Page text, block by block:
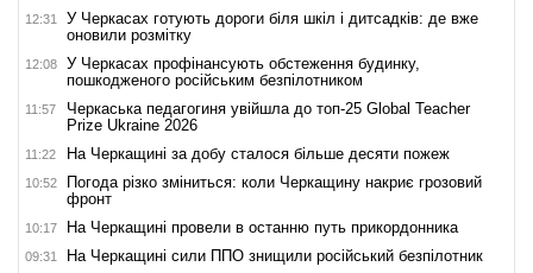
12:31
У Черкасах готують дороги біля шкіл і дитсадків: де вже
оновили розмітку
12:08
У Черкасах профінансують обстеження будинку,
пошкодженого російським безпілотником
11:57
Черкаська педагогиня увійшла до топ-25 Global Teacher
Prize Ukraine 2026
11:22 На Черкащині за добу сталося більше десяти пожеж
10:52
Погода різко зміниться: коли Черкащину накриє грозовий
фронт
10:17 На Черкащині провели в останню путь прикордонника
09:31 На Черкащині сили ППО знищили російський безпілотник